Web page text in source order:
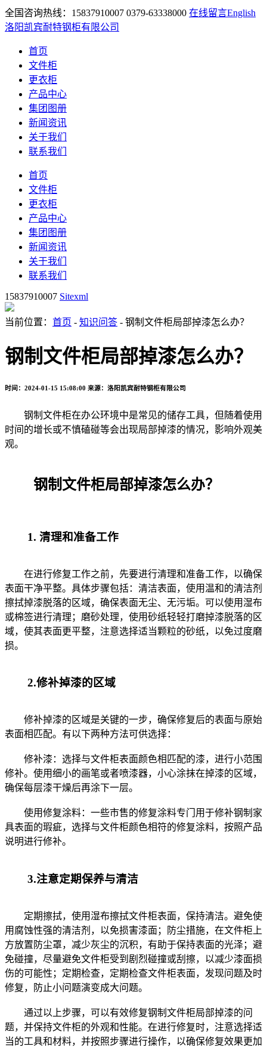
全国咨询热线：15837910007 0379-63338000 在线留言English
洛阳凯宾耐特钢柜有限公司
首页
文件柜
更衣柜
产品中心
集团图册
新闻资讯
关于我们
联系我们
首页
文件柜
更衣柜
产品中心
集团图册
新闻资讯
关于我们
联系我们
15837910007 Sitexml
当前位置： 首页 - 知识问答 - 钢制文件柜局部掉漆怎么办？
钢制文件柜局部掉漆怎么办？
时间：2024-01-15 15:08:00 来源：洛阳凯宾耐特钢柜有限公司
钢制文件柜在办公环境中是常见的储存工具，但随着使用
时间的增长或不慎磕碰等会出现局部掉漆的情况，影响外观美
观。
钢制文件柜局部掉漆怎么办？
1. 清理和准备工作
在进行修复工作之前，先要进行清理和准备工作，以确保
表面干净平整。具体步骤包括：清洁表面，使用温和的清洁剂
擦拭掉漆脱落的区域，确保表面无尘、无污垢。可以使用湿布
或棉签进行清理；磨砂处理，使用砂纸轻轻打磨掉漆脱落的区
域，使其表面更平整，注意选择适当颗粒的砂纸，以免过度磨
损。
2.修补掉漆的区域
修补掉漆的区域是关键的一步，确保修复后的表面与原始
表面相匹配。有以下两种方法可供选择：
修补漆：选择与文件柜表面颜色相匹配的漆，进行小范围
修补。使用细小的画笔或者喷漆器，小心涂抹在掉漆的区域，
确保每层漆干燥后再涂下一层。
使用修复涂料：一些市售的修复涂料专门用于修补钢制家
具表面的瑕疵，选择与文件柜颜色相符的修复涂料，按照产品
说明进行修补。
3.注意定期保养与清洁
定期擦拭，使用湿布擦拭文件柜表面，保持清洁。避免使
用腐蚀性强的清洁剂，以免损害漆面；防尘措施，在文件柜上
方放置防尘罩，减少灰尘的沉积，有助于保持表面的光泽；避
免碰撞，尽量避免文件柜受到剧烈碰撞或刮擦，以减少漆面损
伤的可能性；定期检查，定期检查文件柜表面，发现问题及时
修复，防止小问题演变成大问题。
通过以上步骤，可以有效修复钢制文件柜局部掉漆的问
题，并保持文件柜的外观和性能。在进行修复时，注意选择适
当的工具和材料，并按照步骤进行操作，以确保修复效果更加